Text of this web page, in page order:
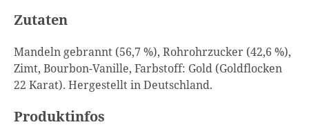
Zutaten
Mandeln gebrannt (56,7 %), Rohrohrzucker (42,6 %),
Zimt, Bourbon-Vanille, Farbstoff: Gold (Goldflocken
22 Karat). Hergestellt in Deutschland.
Produktinfos